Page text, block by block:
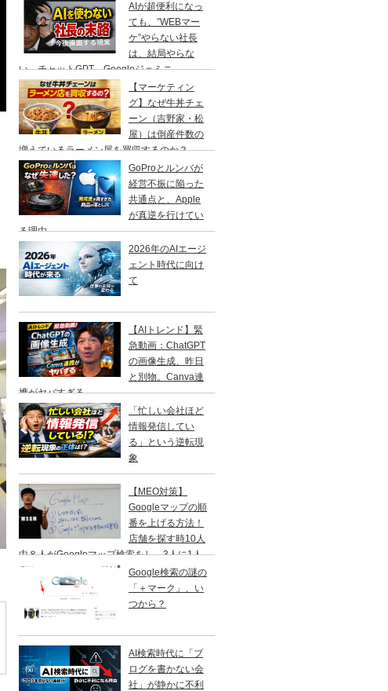
AIが超便利になっ
ても、”WEBマー
ケ”やらない社長
は、結局やらな
い。チャットGPT、Googleジェミニ
【マーケティン
グ】なぜ牛丼チェ
ーン（吉野家・松
屋）は倒産件数の
増えているラーメン屋を買収するのか？
GoProとルンバが
経営不振に陥った
共通点と、Apple
が真逆を行けてい
る理由
2026年のAIエージ
ェント時代に向け
て
【AIトレンド】緊
急動画：ChatGPT
の画像生成、昨日
と別物。Canva連
携がヤバすぎる
「忙しい会社ほど
情報発信してい
る」という逆転現
象
【MEO対策】
Googleマップの順
番を上げる方法！
店舗を探す時10人
中８人がGoogleマップ検索をし、3人に1人
は１日以内に来店する事を知ってますか？
Google検索の謎の
「＋マーク」、い
つから？
AI検索時代に「ブ
ログを書かない会
社」が静かに不利